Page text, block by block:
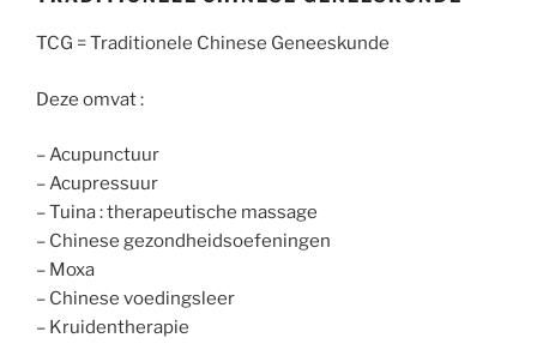
TCG = Traditionele Chinese Geneeskunde
Deze omvat :
– Acupunctuur
– Acupressuur
– Tuina : therapeutische massage
– Chinese gezondheidsoefeningen
– Moxa
– Chinese voedingsleer
– Kruidentherapie